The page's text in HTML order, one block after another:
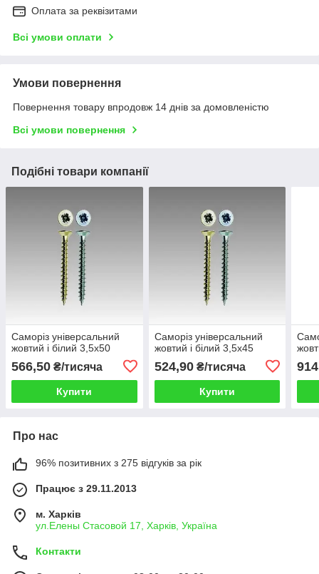
Оплата за реквізитами
Всі умови оплати
Умови повернення
Повернення товару впродовж 14 днів за домовленістю
Всі умови повернення
Подібні товари компанії
Саморіз універсальний
жовтий і білий 3,5х50
566,50 ₴/тисяча
Купити
Саморіз універсальний
жовтий і білий 3,5х45
524,90₴/тисяча
Купити
Про нас
96% позитивних з 275 відгуків за рік
Працює з 29.11.2013
м. Харків
ул.Елены Стасовой 17, Харків, Україна
Контакти